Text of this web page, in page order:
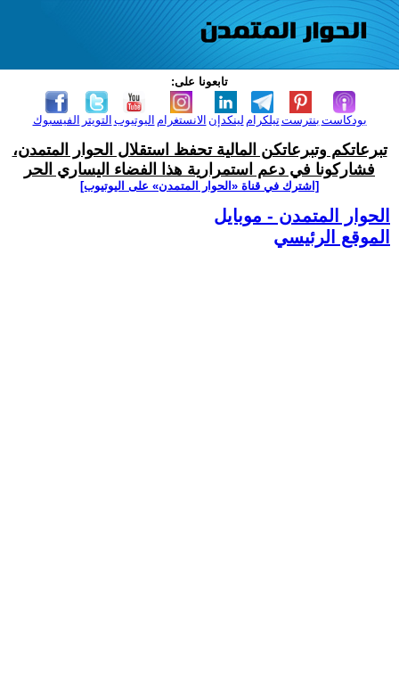
تابعونا على:
الفيسبوك التويتر اليوتيوب الانستغرام لينكدإن تيلكرامبنترست بودكاست
تبرعاتكم وتبرعاتكن المالية تحفظ استقلال الحوار المتمدن،
فشاركونا في دعم استمرارية هذا الفضاء اليساري الحر
[اشترك في قناة ‫«الحوار المتمدن» على اليوتيوب]
الحوار المتمدن - موبايل
الموقع الرئيسي